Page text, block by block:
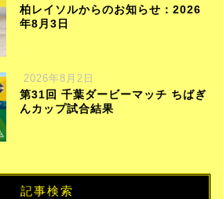
柏レイソルからのお知らせ：2026
年8月3日
2026年8月2日
第31回 千葉ダービーマッチ ちばぎ
んカップ試合結果
記事検索